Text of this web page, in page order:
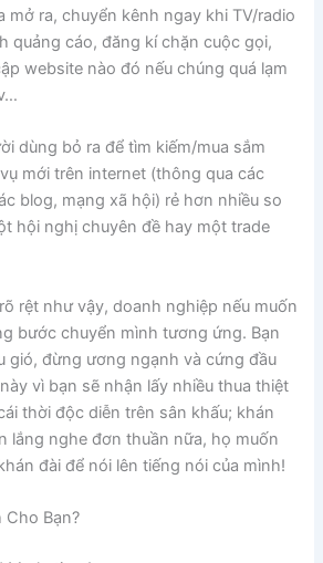
mở ra, chuyển kênh ngay khi TV/radio
quảng cáo, đăng kí chặn cuộc gọi,
website nào đó nếu chúng quá lạm
dùng bỏ ra để tìm kiếm/mua sắm
mới trên internet (thông qua các
blog, mạng xã hội) rẻ hơn nhiều so
hội nghị chuyên đề hay một trade
rệt như vậy, doanh nghiệp nếu muốn
bước chuyển mình tương ứng. Bạn
gió, đừng ương ngạnh và cứng đầu
vì bạn sẽ nhận lấy nhiều thua thiệt
thời độc diễn trên sân khấu; khán
lắng nghe đơn thuần nữa, họ muốn
đài để nói lên tiếng nói của mình!
Cho Bạn?